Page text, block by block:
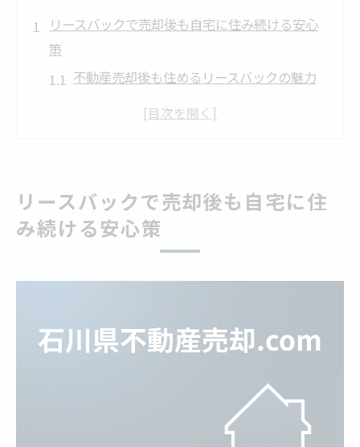
リースバックで売却後も自宅に住み続ける安心
策
不動産売却後も住めるリースバックの魅力
住み慣れた家を守る不動産売却活用法
不動産売却とリースバックの基本的な流れ
不動産売却後も住めるリースバックの特徴を解
売却後も賃貸で住めるリースバックの条件
不動産売却後の生活設計とリースバック活
リースバックで売却後も自宅に住
み続ける安心策